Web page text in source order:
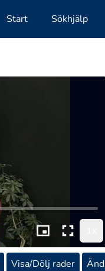
Start Sökhjälp
Visa/Dölj rader